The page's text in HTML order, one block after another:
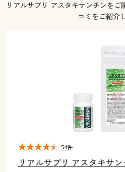
ジュニア・ティーンズ下着
寝具・インテリア・家具通販すべ
カーテン・ラグ・ファブリック
ジュニア・ティーンズ下着
大きいサイズ通販すべて
大きいサイズ レディース服
大きいサイズ レディース下着
キッチン・雑貨・日用品
家具・収納
カーテン・ラグ・ファブリック
美容・健康通販すべて
制服・スクール
ジュニア・ティーンズ下着
大きいサイズ レディース服
大きいサイズ レディース下着
大きいサイズ メンズ
シークレットセール
商品カテゴリ一覧
カタログ
リアルサプリ アスタキサンチンを
コミをご紹介
リアルサプリ アスタキサン
54件